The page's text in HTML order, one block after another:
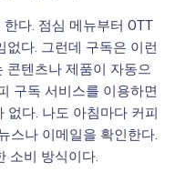
다. 점심 메뉴부터 OTT
없다. 그런데 구독은 이런
콘텐츠나 제품이 자동으
구독 서비스를 이용하면
없다. 나도 아침마다 커피
스나 이메일을 확인한다.
소비 방식이다.